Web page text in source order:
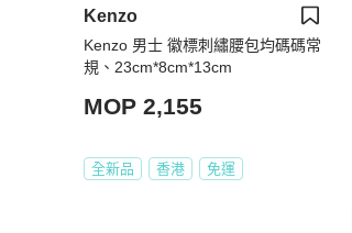
Kenzo
Kenzo 男士 徽標刺繡腰包均碼碼常
規、23cm*8cm*13cm
MOP 2,155
全新品 香港 免運